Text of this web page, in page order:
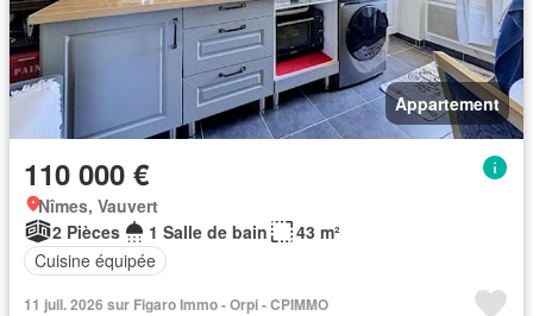
Appartement
110 000 €
Nîmes, Vauvert
2 Pièces
1 Salle de bain
43 m²
Cuisine équipée
11 juil. 2026 sur Figaro Immo - Orpi - CPIMMO